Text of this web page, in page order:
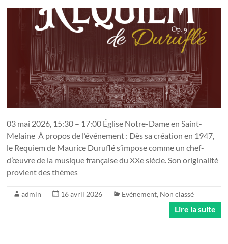
03 mai 2026, 15:30 – 17:00 Église Notre-Dame en Saint-
Melaine À propos de l’événement : Dès sa création en 1947,
le Requiem de Maurice Duruflé s’impose comme un chef-
d’œuvre de la musique française du XXe siècle. Son originalité
provient des thèmes
admin 16 avril 2026 Evénement, Non classé
Lire la suite